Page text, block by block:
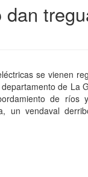
se vienen
de La
de ríos
un vendaval